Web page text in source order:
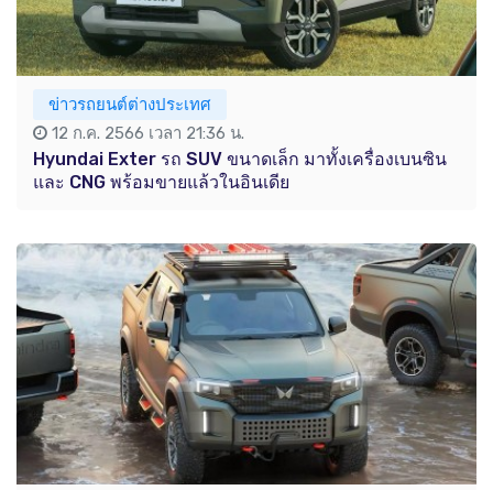
ข่าวรถยนต์ต่างประเทศ
12 ก.ค. 2566 เวลา 21:36 น.
Hyundai Exter รถ SUV ขนาดเล็ก มาทั้งเครื่องเบนซิน
และ CNG พร้อมขายแล้วในอินเดีย